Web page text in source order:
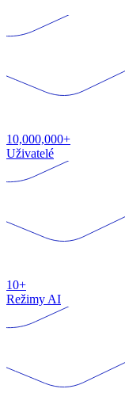
10,000,000+
Uživatelé
10+
Režimy AI